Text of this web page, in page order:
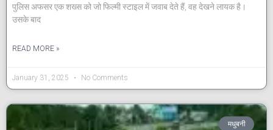
पुलिस अफसर एक शख्स को जो फिल्मी स्टाइल में जवाब देते हैं, वह देखने लायक है।
उसके बाद
READ MORE »
January 31, 2025 No Comments
मधुबनी